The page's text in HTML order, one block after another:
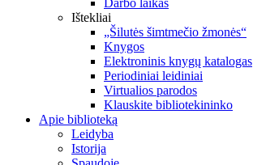
Darbo laikas
Ištekliai
„Šilutės šimtmečio žmonės“
Knygos
Elektroninis knygų katalogas
Periodiniai leidiniai
Virtualios parodos
Klauskite bibliotekininko
Apie biblioteką
Leidyba
Istorija